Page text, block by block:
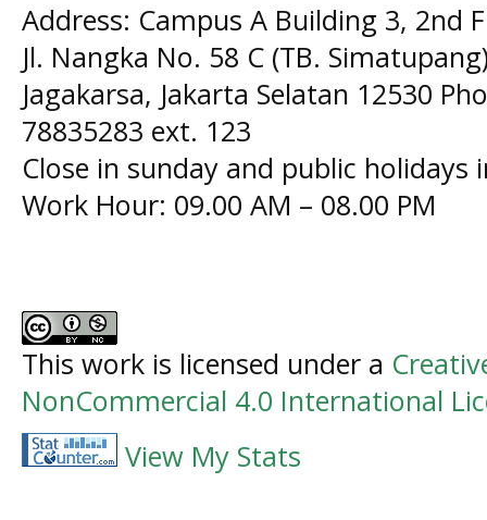
Address: Campus A Building 3, 2nd
Jl. Nangka No. 58 C (TB.
Jagakarsa, Jakarta Selatan 12530
78835283 ext. 123
Close in sunday and public holidays
Work Hour: 09.00 AM – 08.00 PM
This work is licensed under a
NonCommercial 4.0 International
View My Stats